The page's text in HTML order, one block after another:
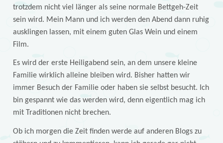
trotzdem nicht viel länger als seine normale Bettgeh-Zeit
sein wird. Mein Mann und ich werden den Abend dann ruhig
ausklingen lassen, mit einem guten Glas Wein und einem
Film.
Es wird der erste Heiligabend sein, an dem unsere kleine
Familie wirklich alleine bleiben wird. Bisher hatten wir
immer Besuch der Familie oder haben sie selbst besucht. Ich
bin gespannt wie das werden wird, denn eigentlich mag ich
mit Traditionen nicht brechen.
Ob ich morgen die Zeit finden werde auf anderen Blogs zu